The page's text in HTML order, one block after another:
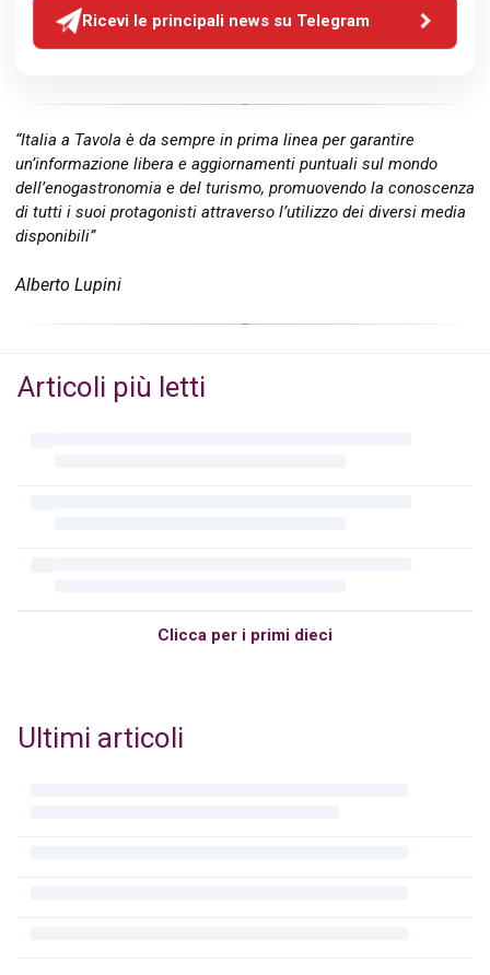
Ricevi le principali news su Telegram
“Italia a Tavola è da sempre in prima linea per garantire
un’informazione libera e aggiornamenti puntuali sul mondo
dell’enogastronomia e del turismo, promuovendo la conoscenza
di tutti i suoi protagonisti attraverso l’utilizzo dei diversi media
disponibili”
Alberto Lupini
Articoli più letti
Clicca per i primi dieci
Ultimi articoli